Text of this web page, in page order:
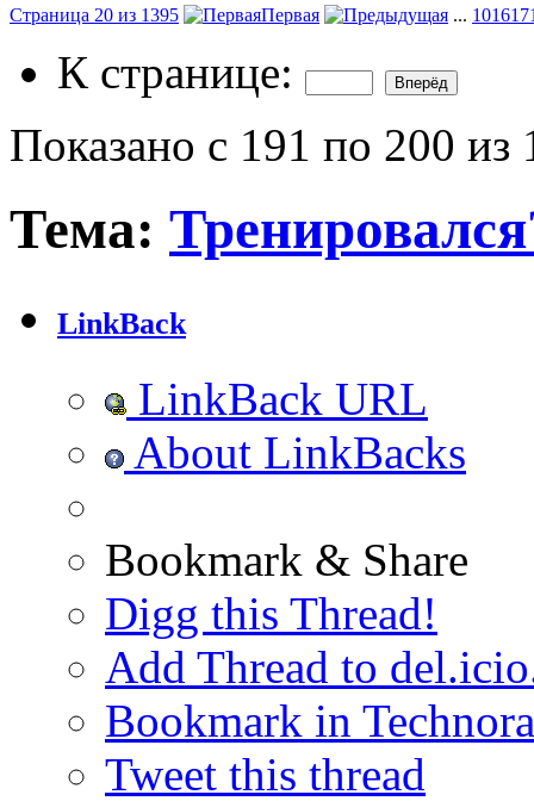
Страница 20 из 1395 Первая ... 101617
К странице:
Показано с 191 по 200 из
Тема:
LinkBack
LinkBack URL
About LinkBacks
Bookmark & Share
Digg this Thread!
Add Thread to
Bookmark in
Tweet this thread